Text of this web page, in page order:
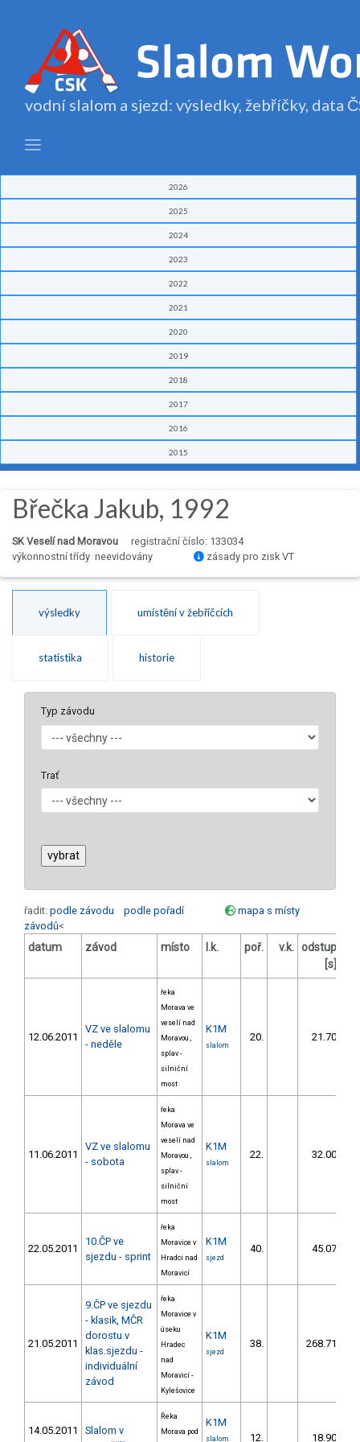
vodní slalom a sjezd: výsledky, žebříčky, data
2026
2025
2024
2023
2022
2021
2020
2019
2018
2017
2016
2015
Břečka Jakub, 1992
SK Veselí nad Moravou
registrační číslo: 133034
výkonnostní třídy neevidovány
zásady pro zisk VT
výsledky umístění v žebříčcích
statistika historie
Typ závodu
Trať
řadit: podle závodu podle pořadí
mapa s místy
závodů<
datum závod místo l.k. poř. v.k. odstup
[s]
12.06.2011
VZ ve slalomu
- neděle
řeka
Morava ve
veselí nad
Moravou ,
splav -
silniční
most
K1M
slalom
20. 21.70
11.06.2011
VZ ve slalomu
- sobota
řeka
Morava ve
veselí nad
Moravou ,
splav -
silniční
most
K1M
slalom
22. 32.00
22.05.2011
10.ČP ve
sjezdu - sprint
řeka
Moravice v
Hradci nad
Moravicí
K1M
sjezd
40. 45.07
21.05.2011
9.ČP ve sjezdu
- klasik, MČR
dorostu v
klas.sjezdu -
individuální
závod
řeka
Moravice v
úseku
Hradec
nad
Moravicí -
Kylešovice
K1M
sjezd
38. 268.71
14.05.2011
Slalom v
Řeka
Morava pod
K1M
slalom
12. 18.90